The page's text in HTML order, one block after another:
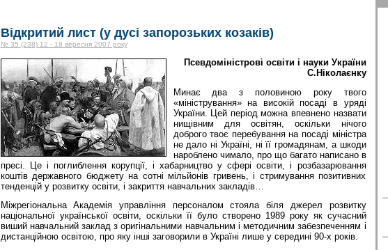
Відкритий лист (у дусі запорозьких козаків)
№ 35 (238) 12 - 18 вересня 2007 року
Псевдоміністрові освіти і науки України
С.Ніколаєнку
Минає два з половиною року твого
«міністрування» на високій посаді в уряді
України. Цей період можна впевнено назвати
нищівним для освітян, оскільки нічого
доброго твоє перебування на посаді міністра
не дало ні Україні, ні її громадянам, а шкоди
нароблено чимало, про що багато написано в
пресі. Це і поглиблення корупції, і хабарництво у сфері освіти, і розбазарювання
коштів державного бюджету на сотні мільйонів гривень, і стримування позитивних
тенденцій у розвитку освіти, і закриття навчальних закладів…
Міжрегіональна Академія управління персоналом стояла біля джерел розвитку
національної української освіти, оскільки її було створено 1989 року як сучасний
виший навчальний заклад з оригінальними навчальним і методичним забезпеченням і
дистанційною освітою, про яку інші заговорили в Україні лише у середині 90-х років.